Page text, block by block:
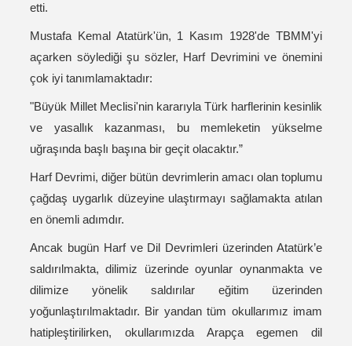
etti.
Mustafa Kemal Atatürk'ün, 1 Kasım 1928'de TBMM'yi
açarken söylediği şu sözler, Harf Devrimini ve önemini
çok iyi tanımlamaktadır:
"Büyük Millet Meclisi'nin kararıyla Türk harflerinin kesinlik
ve yasallık kazanması, bu memleketin yükselme
uğraşında başlı başına bir geçit olacaktır.”
Harf Devrimi, diğer bütün devrimlerin amacı olan toplumu
çağdaş uygarlık düzeyine ulaştırmayı sağlamakta atılan
en önemli adımdır.
Ancak bugün Harf ve Dil Devrimleri üzerinden Atatürk’e
saldırılmakta, dilimiz üzerinde oyunlar oynanmakta ve
dilimize yönelik saldırılar eğitim üzerinden
yoğunlaştırılmaktadır. Bir yandan tüm okullarımız imam
hatipleştirilirken, okullarımızda Arapça egemen dil